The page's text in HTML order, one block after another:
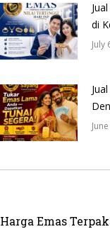
di
July
Harga Emas